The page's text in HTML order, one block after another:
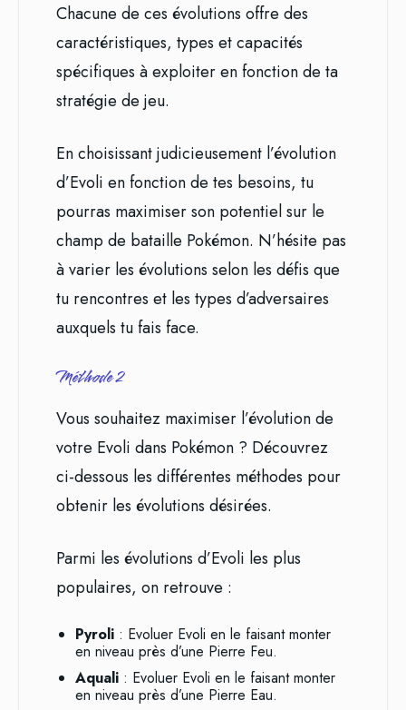
Chacune de ces évolutions offre des
caractéristiques, types et capacités
spécifiques à exploiter en fonction de ta
stratégie de jeu.
En choisissant judicieusement l’évolution
d’Evoli en fonction de tes besoins, tu
pourras maximiser son potentiel sur le
champ de bataille Pokémon. N’hésite pas
à varier les évolutions selon les défis que
tu rencontres et les types d’adversaires
auxquels tu fais face.
Méthode 2
Vous souhaitez maximiser l’évolution de
votre Evoli dans Pokémon ? Découvrez
ci-dessous les différentes méthodes pour
obtenir les évolutions désirées.
Parmi les évolutions d’Evoli les plus
populaires, on retrouve :
Pyroli: Evoluer Evoli en le faisant monter
en niveau près d’une Pierre Feu.
Aquali: Evoluer Evoli en le faisant monter
en niveau près d’une Pierre Eau.